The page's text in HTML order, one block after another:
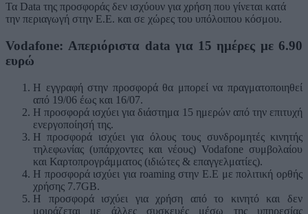
Τα Data της προσφοράς δεν ισχύουν για χρήση που γίνεται κατά
την περιαγωγή στην Ε.Ε. και σε χώρες του υπόλοιπου κόσμου.
Vodafone: Απεριόριστα data για 15 ημέρες με 6.90
ευρώ
Η εγγραφή στην προσφορά θα μπορεί να πραγματοποιηθεί
από 19/06 έως και 16/07.
Η προσφορά ισχύει για διάστημα 15 ημερών από την επιτυχή
ενεργοποίησή της.
Η προσφορά ισχύει για όλους τους συνδρομητές κινητής
τηλεφωνίας (υπάρχοντες και νέους) Vodafone συμβολαίου
και Καρτοπρογράμματος (ιδιώτες & επαγγελματίες).
Η προσφορά ισχύει για roaming στην Ε.Ε με πολιτική ορθής
χρήσης 7.7GB.
Η προσφορά ισχύει για χρήση από το κινητό και δεν
μοιράζεται με άλλες συσκευές μέσω της υπηρεσίας